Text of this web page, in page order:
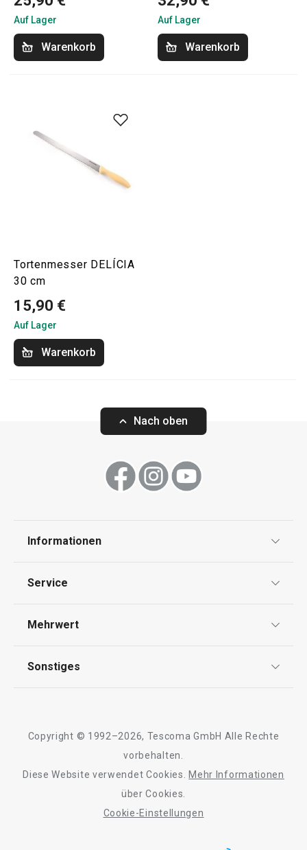
Auf Lager
Warenkorb
Auf Lager
Warenkorb
Tortenmesser DELÍCIA
30 cm
15,90 €
Auf Lager
Warenkorb
Nach oben
Informationen
Impressum
Service
Kontaktformular
Mehrwert
Qualität
Sonstiges
Barrierefreiheit
Copyright © 1992–2026, Tescoma GmbH Alle Rechte
vorbehalten.
Diese Website verwendet Cookies.
Mehr Informationen
über Cookies.
Cookie-Einstellungen